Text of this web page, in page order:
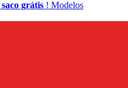
saco grátis ! Modelos